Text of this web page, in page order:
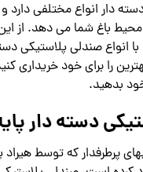
دار انواع مختلفی دارد و
باغ شما می دهد. از
انواع صندلی پلاستیکی
را برای خود خریداری
خود بدهید.
دسته دار
پرطرفدار که توسط